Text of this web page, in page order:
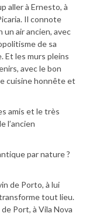
aller à Ernesto, à
Il connote
un air ancien, avec
de sa
Et les murs pleins
avec le bon
cuisine honnête et
amis et le très
l’ancien
par nature ?
de Porto, à lui
tout lieu.
Port, à Vila Nova